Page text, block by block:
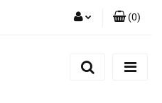
Zarejestruj się
(0)